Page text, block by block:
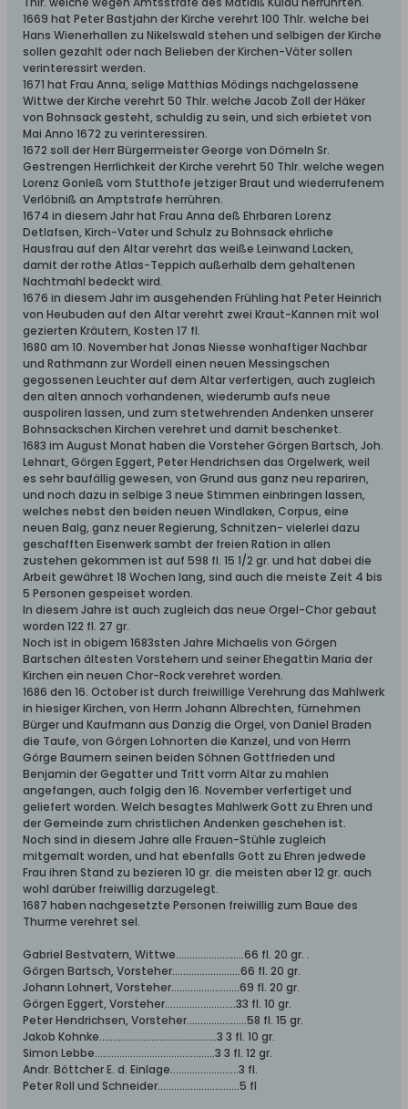
1669 hat Peter Bastjahn der Kirche verehrt 100 Thlr. welche bei
Hans Wienerhallen zu Nikelswald stehen und selbigen der Kirche
sollen gezahlt oder nach Belieben der Kirchen-Väter sollen
verinteressirt werden.
1671 hat Frau Anna, selige Matthias Mödings nachgelassene
Wittwe der Kirche verehrt 50 Thlr. welche Jacob Zoll der Häker
von Bohnsack gesteht, schuldig zu sein, und sich erbietet von
Mai Anno 1672 zu verinteressiren.
1672 soll der Herr Bürgermeister George von Dömeln Sr.
Gestrengen Herrlichkeit der Kirche verehrt 50 Thlr. welche wegen
Lorenz Gonleß vom Stutthofe jetziger Braut und wiederrufenem
Verlöbniß an Amptstrafe herrühren.
1674 in diesem Jahr hat Frau Anna deß Ehrbaren Lorenz
Detlafsen, Kirch-Vater und Schulz zu Bohnsack ehrliche
Hausfrau auf den Altar verehrt das weiße Leinwand Lacken,
damit der rothe Atlas-Teppich außerhalb dem gehaltenen
Nachtmahl bedeckt wird.
1676 in diesem Jahr im ausgehenden Frühling hat Peter Heinrich
von Heubuden auf den Altar verehrt zwei Kraut-Kannen mit wol
gezierten Kräutern, Kosten 17 fl.
1680 am 10. November hat Jonas Niesse wonhaftiger Nachbar
und Rathmann zur Wordell einen neuen Messingschen
gegossenen Leuchter auf dem Altar verfertigen, auch zugleich
den alten annoch vorhandenen, wiederumb aufs neue
auspoliren lassen, und zum stetwehrenden Andenken unserer
Bohnsackschen Kirchen verehret und damit beschenket.
1683 im August Monat haben die Vorsteher Görgen Bartsch, Joh.
Lehnart, Görgen Eggert, Peter Hendrichsen das Orgelwerk, weil
es sehr baufällig gewesen, von Grund aus ganz neu repariren,
und noch dazu in selbige 3 neue Stimmen einbringen lassen,
welches nebst den beiden neuen Windlaken, Corpus, eine
neuen Balg, ganz neuer Regierung, Schnitzen- vielerlei dazu
geschafften Eisenwerk sambt der freien Ration in allen
zustehen gekommen ist auf 598 fl. 15 1/2 gr. und hat dabei die
Arbeit gewähret 18 Wochen lang, sind auch die meiste Zeit 4 bis
5 Personen gespeiset worden.
In diesem Jahre ist auch zugleich das neue Orgel-Chor gebaut
worden 122 fl. 27 gr.
Noch ist in obigem 1683sten Jahre Michaelis von Görgen
Bartschen ältesten Vorstehern und seiner Ehegattin Maria der
Kirchen ein neuen Chor-Rock verehret worden.
1686 den 16. October ist durch freiwillige Verehrung das Mahlwerk
in hiesiger Kirchen, von Herrn Johann Albrechten, fürnehmen
Bürger und Kaufmann aus Danzig die Orgel, von Daniel Braden
die Taufe, von Görgen Lohnorten die Kanzel, und von Herrn
Görge Baumern seinen beiden Söhnen Gottfrieden und
Benjamin der Gegatter und Tritt vorm Altar zu mahlen
angefangen, auch folgig den 16. November verfertiget und
geliefert worden. Welch besagtes Mahlwerk Gott zu Ehren und
der Gemeinde zum christlichen Andenken geschehen ist.
Noch sind in diesem Jahre alle Frauen-Stühle zugleich
mitgemalt worden, und hat ebenfalls Gott zu Ehren jedwede
Frau ihren Stand zu bezieren 10 gr. die meisten aber 12 gr. auch
wohl darüber freiwillig darzugelegt.
1687 haben nachgesetzte Personen freiwillig zum Baue des
Thurme verehret sel.
Gabriel Bestvatern, Wittwe.........................66 fl. 20 gr. .
Görgen Bartsch, Vorsteher.........................66 fl. 20 gr.
Johann Lohnert, Vorsteher.........................69 fl. 20 gr.
Görgen Eggert, Vorsteher..........................33 fl. 10 gr.
Peter Hendrichsen, Vorsteher......................58 fl. 15 gr.
Jakob Kohnke...........................................3 3 fl. 10 gr.
Simon Lebbe............................................3 3 fl. 12 gr.
Andr. Böttcher E. d. Einlage.........................3 fl.
Peter Roll und Schneider..............................5 fl